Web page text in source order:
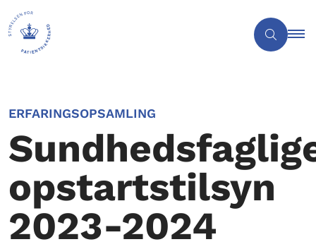
ERFARINGSOPSAMLING
opstartstilsyn
2023-2024